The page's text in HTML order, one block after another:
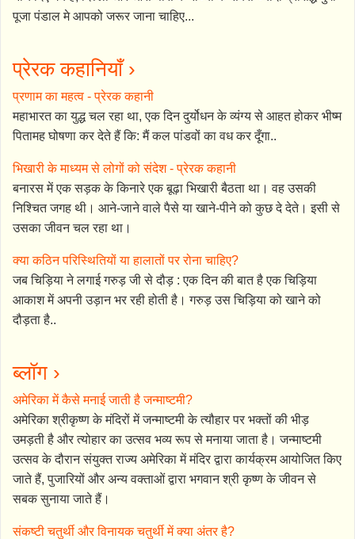
पूजा पंडाल मे आपको जरूर जाना चाहिए...
प्रेरक कहानियाँ ›
प्रणाम का महत्व - प्रेरक कहानी
महाभारत का युद्ध चल रहा था, एक दिन दुर्योधन के व्यंग्य से आहत होकर भीष्म
पितामह घोषणा कर देते हैं कि: मैं कल पांडवों का वध कर दूँगा..
भिखारी के माध्यम से लोगों को संदेश - प्रेरक कहानी
बनारस में एक सड़क के किनारे एक बूढ़ा भिखारी बैठता था। वह उसकी
निश्चित जगह थी। आने-जाने वाले पैसे या खाने-पीने को कुछ दे देते। इसी से
उसका जीवन चल रहा था।
क्या कठिन परिस्थितियों या हालातों पर रोना चाहिए?
जब चिड़िया ने लगाई गरुड़ जी से दौड़ : एक दिन की बात है एक चिड़िया
आकाश में अपनी उड़ान भर रही होती है। गरुड़ उस चिड़िया को खाने को
दौड़ता है..
ब्लॉग ›
अमेरिका में कैसे मनाई जाती है जन्माष्टमी?
अमेरिका श्रीकृष्ण के मंदिरों में जन्माष्टमी के त्यौहार पर भक्तों की भीड़
उमड़ती है और त्योहार का उत्सव भव्य रूप से मनाया जाता है। जन्माष्टमी
उत्सव के दौरान संयुक्त राज्य अमेरिका में मंदिर द्वारा कार्यक्रम आयोजित किए
जाते हैं, पुजारियों और अन्य वक्ताओं द्वारा भगवान श्री कृष्ण के जीवन से
सबक सुनाया जाते हैं।
संकष्टी चतुर्थी और विनायक चतुर्थी में क्या अंतर है?